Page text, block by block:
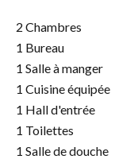
2 Chambres
1 Bureau
1 Salle à manger
1 Cuisine équipée
1 Hall d'entrée
1 Toilettes
1 Salle de douche